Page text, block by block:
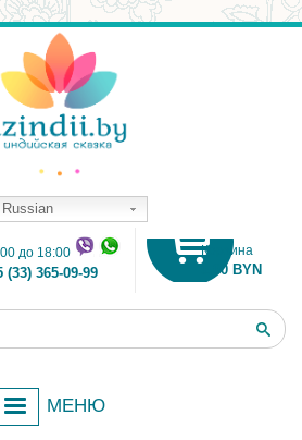
Russian
Корзина
0.00 BYN
до 18:00
(33) 365-09-99
МЕНЮ